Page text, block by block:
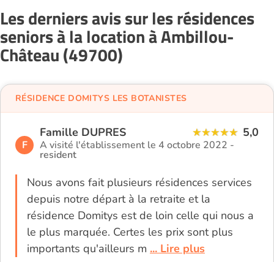
Les derniers avis sur les résidences
seniors à la location à Ambillou-
Château (49700)
F
Famille DUPRES 5,0
A visité l'établissement le 4 octobre 2022 -
resident
Nous avons fait plusieurs résidences services
depuis notre départ à la retraite et la
résidence Domitys est de loin celle qui nous a
le plus marquée. Certes les prix sont plus
importants qu'ailleurs m ... Lire plus
RÉSIDENCE DOMITYS LES BOTANISTES